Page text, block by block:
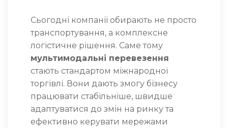
Сьогодні компанії обирають не просто
транспортування, а комплексне
логістичне рішення. Саме тому
мультимодальні перевезення
стають стандартом міжнародної
торгівлі. Вони дають змогу бізнесу
працювати стабільніше, швидше
адаптуватися до змін на ринку та
ефективно керувати мережами